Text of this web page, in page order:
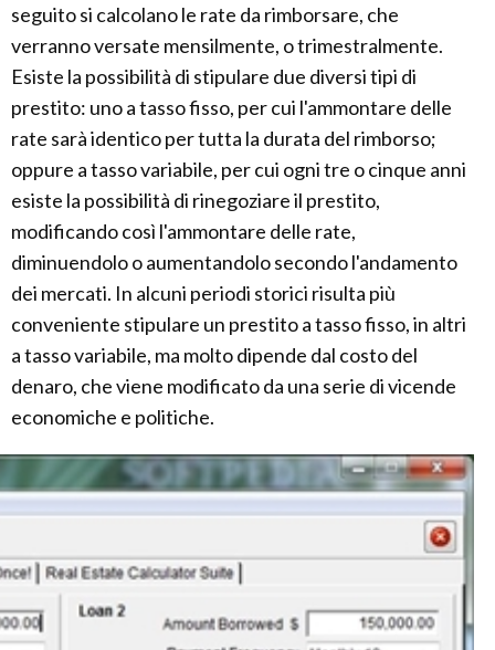
seguito si calcolano le rate da rimborsare, che
verranno versate mensilmente, o trimestralmente.
Esiste la possibilità di stipulare due diversi tipi di
prestito: uno a tasso fisso, per cui l'ammontare delle
rate sarà identico per tutta la durata del rimborso;
oppure a tasso variabile, per cui ogni tre o cinque anni
esiste la possibilità di rinegoziare il prestito,
modificando così l'ammontare delle rate,
diminuendolo o aumentandolo secondo l'andamento
dei mercati. In alcuni periodi storici risulta più
conveniente stipulare un prestito a tasso fisso, in altri
a tasso variabile, ma molto dipende dal costo del
denaro, che viene modificato da una serie di vicende
economiche e politiche.